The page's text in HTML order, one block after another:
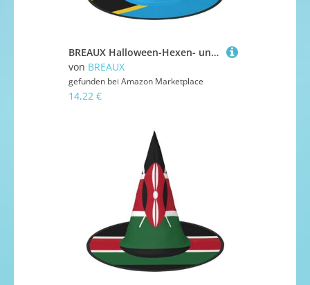
BREAUX Halloween-Hexen- und Zaubererhut, Tansania-Flagge, Kostüm für Themendekoration, Halloween-Party
von BREAUX
gefunden bei Amazon Marketplace
14,22 €